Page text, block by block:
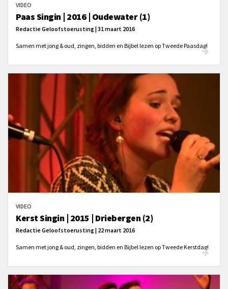
VIDEO
Paas Singin | 2016 | Oudewater (1)
Redactie Geloofstoerusting | 31 maart 2016
Samen met jong & oud, zingen, bidden en Bijbel lezen op Tweede Paasdag!
VIDEO
Kerst Singin | 2015 | Driebergen (2)
Redactie Geloofstoerusting | 22 maart 2016
Samen met jong & oud, zingen, bidden en Bijbel lezen op Tweede Kerstdag!